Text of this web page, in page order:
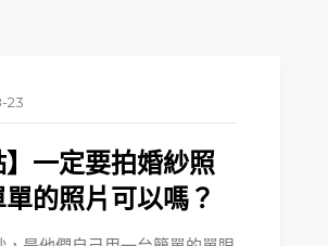
23
】一定要拍婚紗照
的照片可以嗎？